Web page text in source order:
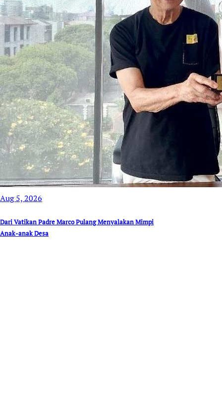
Aug 5, 2026
Dari Vatikan Padre Marco Pulang Menyalakan Mimpi
Anak-anak Desa